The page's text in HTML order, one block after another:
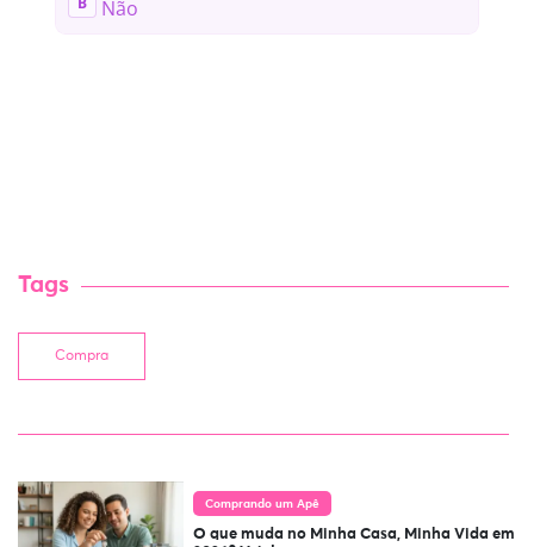
Tags
Compra
Comprando um Apê
O que muda no Minha Casa, Minha Vida em